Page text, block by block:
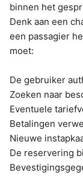
binnen het
Denk aan een
een passagier
moet:
De gebruiker
Zoeken naar
Eventuele
Betalingen
Nieuwe
De reservering